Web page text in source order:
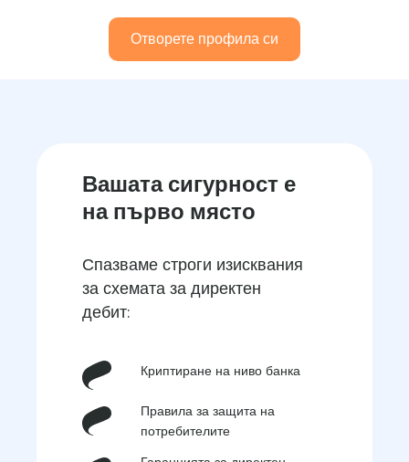
Отворете профила си
Вашата сигурност е
на първо място
Спазваме строги изисквания
за схемата за директен
дебит:
Криптиране на ниво банка
Правила за защита на
потребителите